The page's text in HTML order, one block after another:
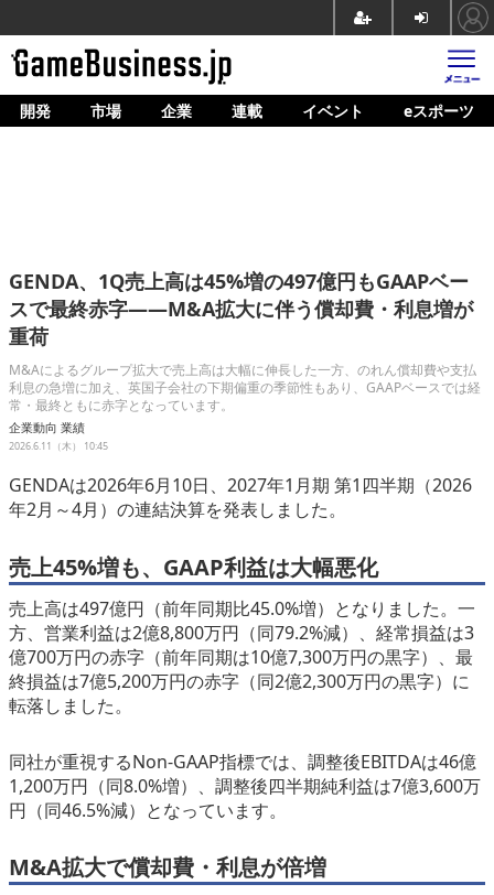
ホーム
企業動向
人材育成
産業政策
連載
eスポーツ
開発 市場 企業 連載 イベント eスポーツ
GENDA、1Q売上高は45%増の497億円もGAAPベー
スで最終赤字——M&A拡大に伴う償却費・利息増が
重荷
M&Aによるグループ拡大で売上高は大幅に伸長した一方、のれん償却費や支払
利息の急増に加え、英国子会社の下期偏重の季節性もあり、GAAPベースでは経
常・最終ともに赤字となっています。
企業動向 業績
2026.6.11（木） 10:45
GENDAは2026年6月10日、2027年1月期 第1四半期（2026
年2月～4月）の連結決算を発表しました。
売上45%増も、GAAP利益は大幅悪化
売上高は497億円（前年同期比45.0%増）となりました。一
方、営業利益は2億8,800万円（同79.2%減）、経常損益は3
億700万円の赤字（前年同期は10億7,300万円の黒字）、最
終損益は7億5,200万円の赤字（同2億2,300万円の黒字）に
転落しました。
同社が重視するNon-GAAP指標では、調整後EBITDAは46億
1,200万円（同8.0%増）、調整後四半期純利益は7億3,600万
円（同46.5%減）となっています。
M&A拡大で償却費・利息が倍増